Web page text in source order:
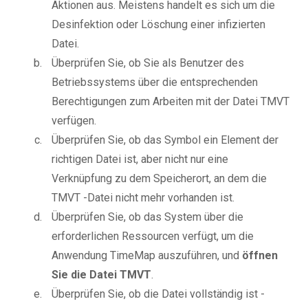
Aktionen aus. Meistens handelt es sich um die
Desinfektion oder Löschung einer infizierten
Datei.
Überprüfen Sie, ob Sie als Benutzer des
Betriebssystems über die entsprechenden
Berechtigungen zum Arbeiten mit der Datei TMVT
verfügen.
Überprüfen Sie, ob das Symbol ein Element der
richtigen Datei ist, aber nicht nur eine
Verknüpfung zu dem Speicherort, an dem die
TMVT -Datei nicht mehr vorhanden ist.
Überprüfen Sie, ob das System über die
erforderlichen Ressourcen verfügt, um die
Anwendung TimeMap auszuführen, und öffnen
Sie die Datei TMVT.
Überprüfen Sie, ob die Datei vollständig ist -